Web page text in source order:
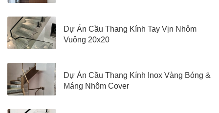
Dự Án Cầu Thang Kính Tay Vịn Nhôm
Vuông 20x20
Dự Án Cầu Thang Kính Inox Vàng Bóng &
Máng Nhôm Cover